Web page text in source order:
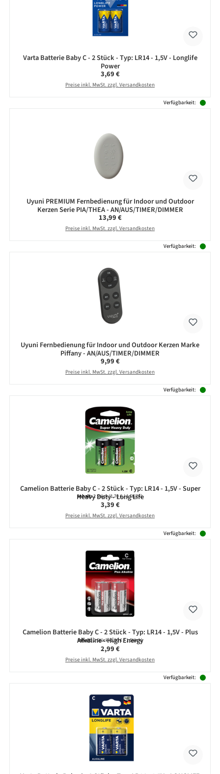
Varta Batterie Baby C - 2 Stück - Typ: LR14 - 1,5V - Longlife
Power
Regulärer Preis:
3,69 €
Preise inkl. MwSt. zzgl. Versandkosten
Verfügbarkeit:
Uyuni PREMIUM Fernbedienung für Indoor und Outdoor
Kerzen Serie PIA/THEA - AN/AUS/TIMER/DIMMER
Regulärer Preis:
13,99 €
Preise inkl. MwSt. zzgl. Versandkosten
Verfügbarkeit:
Uyuni Fernbedienung für Indoor und Outdoor Kerzen Marke
Piffany - AN/AUS/TIMER/DIMMER
Regulärer Preis:
9,99 €
Preise inkl. MwSt. zzgl. Versandkosten
Verfügbarkeit:
Camelion Batterie Baby C - 2 Stück - Typ: LR14 - 1,5V - Super
Heavy Duty - Long Life
Inhalt:2 Stück(1,70 € / 1 Stück)
Regulärer Preis:
3,39 €
Preise inkl. MwSt. zzgl. Versandkosten
Verfügbarkeit:
Camelion Batterie Baby C - 2 Stück - Typ: LR14 - 1,5V - Plus
Alkaline - High Energy
Inhalt:2 Stück(1,50 € / 1 Stück)
Regulärer Preis:
2,99 €
Preise inkl. MwSt. zzgl. Versandkosten
Verfügbarkeit: